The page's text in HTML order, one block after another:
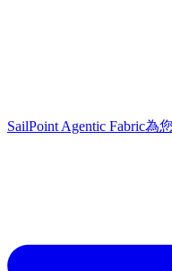
SailPoint Agentic Fabric為